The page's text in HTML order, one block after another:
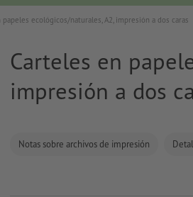
papeles ecológicos/naturales, A2, impresión a dos caras
Carteles en
impresión a dos
Notas sobre archivos de impresión